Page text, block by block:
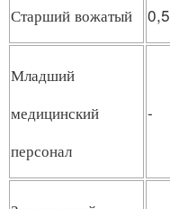
Старший вожатый 0,5
Младший
медицинский
персонал
-